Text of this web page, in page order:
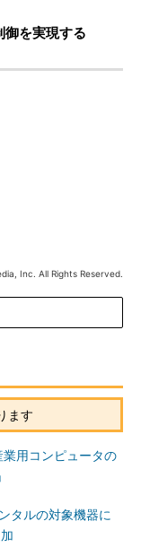
御を実現する
Inc. All Rights Reserved.
ます
用コンピュータの
タルの対象機器に